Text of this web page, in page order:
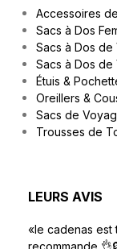
Accessoires
Sacs à Dos
Sacs à Dos de
Sacs à Dos de
Étuis &
Oreillers &
Sacs de
Trousses de
LEURS AVIS
«le cadenas est